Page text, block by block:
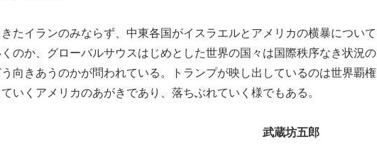
たイランのみならず、中東各国がイスラエルとアメリカの横暴について
のか、グローバルサウスはじめとした世界の国々は国際秩序なき状況の
向きあうのかが問われている。トランプが映し出しているのは世界覇権
いくアメリカのあがきであり、落ちぶれていく様でもある。
武蔵坊五郎